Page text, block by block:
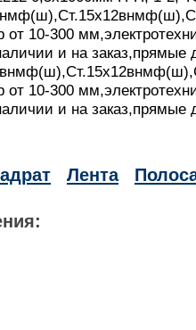
10-300
и на заказ,прямые
10-300
и на заказ,прямые
Лента